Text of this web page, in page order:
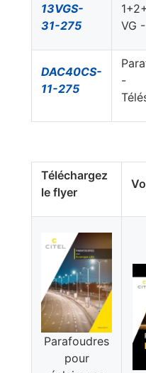
13VGS-
31-275
VG
DAC40CS-
11-275
-
Téléchargez
le flyer
Parafoudres
pour